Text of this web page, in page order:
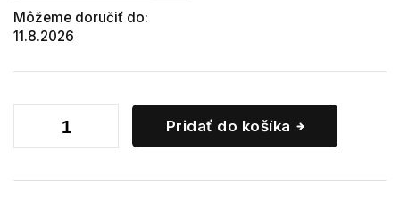
Môžeme doručiť do:
11.8.2026
Pridať do košíka